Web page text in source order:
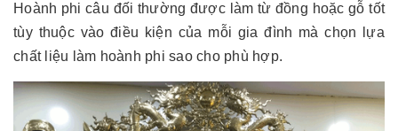
Hoành phi câu đối thường được làm từ đồng hoặc gỗ tốt
tùy thuộc vào điều kiện của mỗi gia đình mà chọn lựa
chất liệu làm hoành phi sao cho phù hợp.